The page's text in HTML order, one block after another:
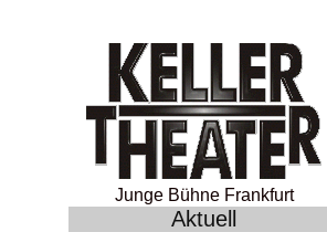
Junge Bühne Frankfurt
Aktuell